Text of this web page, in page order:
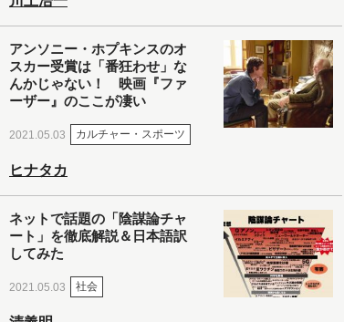
アンソニー・ホプキンスのオ
スカー受賞は「番狂わせ」な
んかじゃない！ 映画『ファ
ーザー』のここが凄い
2021.05.03 カルチャー・スポーツ
ヒナタカ
ネットで話題の「陰謀論チャ
ート」を徹底解説＆日本語訳
してみた
2021.05.03 社会